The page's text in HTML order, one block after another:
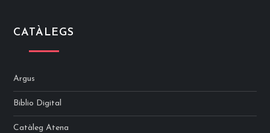
CATÀLEGS
Argus
Biblio Digital
Catàleg Atena